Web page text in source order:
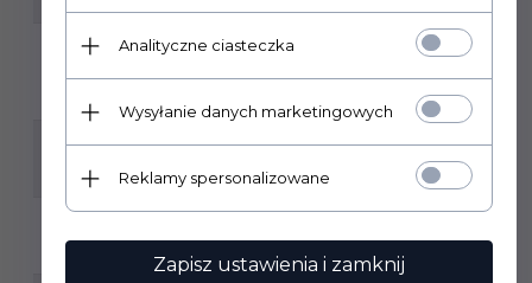
POMIESZCZENIA:
HOL I PRZEDPOKÓJ, KUCHNIA, ŁAZIENKA, SALON,
GRUBOŚĆ PŁYTKI:
8 MM
Analityczne ciasteczka
Wysyłanie danych marketingowych
Reklamy spersonalizowane
Zapisz ustawienia i zamknij